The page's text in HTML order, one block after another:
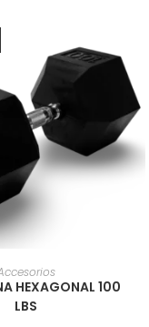
AL CARRITO
HEXAGONAL 100
LBS